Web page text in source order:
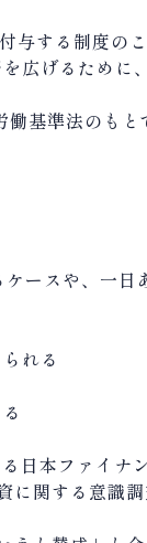
与する制度の
広げるために
基準法のも
ースや、一日
れる
日本ファイナ
に関する意識